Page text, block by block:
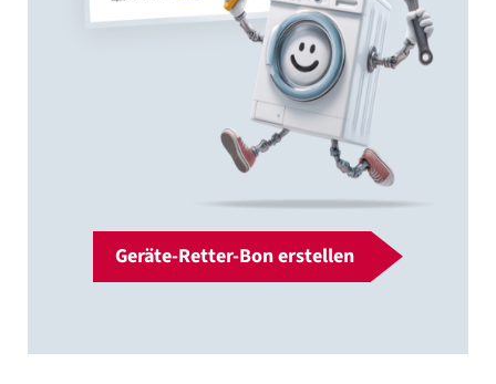
Geräte-Retter-Bon erstellen